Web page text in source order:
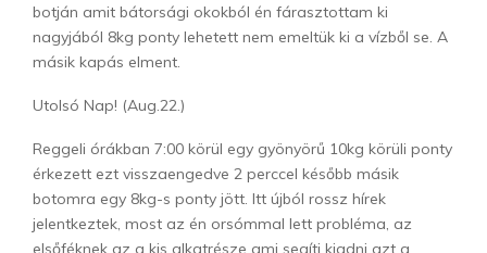
botján amit bátorsági okokból én fárasztottam ki
nagyjából 8kg ponty lehetett nem emeltük ki a vízből se. A
másik kapás elment.
Utolsó Nap! (Aug.22.)
Reggeli órákban 7:00 körül egy gyönyörű 10kg körüli ponty
érkezett ezt visszaengedve 2 perccel később másik
botomra egy 8kg-s ponty jött. Itt újból rossz hírek
jelentkeztek, most az én orsómmal lett probléma, az
elsőféknek az a kis alkatrésze ami segíti kiadni azt a